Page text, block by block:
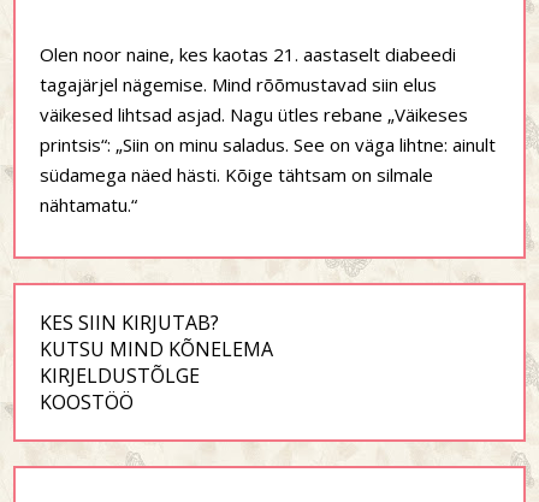
Olen noor naine, kes kaotas 21. aastaselt diabeedi
tagajärjel nägemise. Mind rõõmustavad siin elus
väikesed lihtsad asjad. Nagu ütles rebane „Väikeses
printsis“: „Siin on minu saladus. See on väga lihtne: ainult
südamega näed hästi. Kõige tähtsam on silmale
nähtamatu.“
KES SIIN KIRJUTAB?
KUTSU MIND KÕNELEMA
KIRJELDUSTÕLGE
KOOSTÖÖ